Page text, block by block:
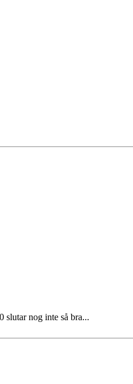
slutar nog inte så bra...